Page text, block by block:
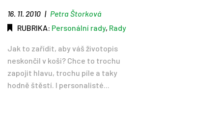
16. 11. 2010 | Petra Štorková
RUBRIKA: Personální rady, Rady
Jak to zařídit, aby váš životopis
neskončil v koši? Chce to trochu
zapojit hlavu, trochu píle a taky
hodně štěstí. I personalisté...